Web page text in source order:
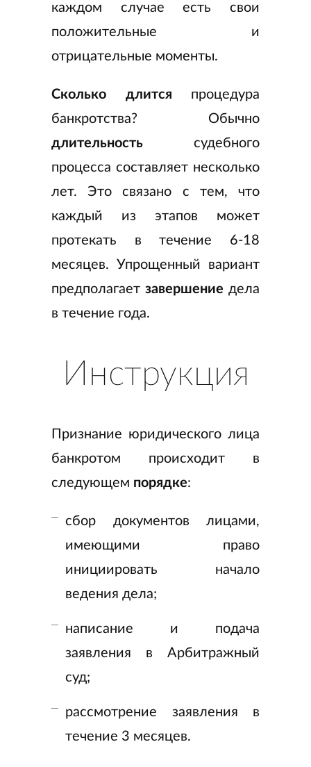
каждом случае есть свои
положительные и
отрицательные моменты.
Сколько длится процедура
банкротства? Обычно
длительность судебного
процесса составляет несколько
лет. Это связано с тем, что
каждый из этапов может
протекать в течение 6-18
месяцев. Упрощенный вариант
предполагает завершение дела
в течение года.
Инструкция
Признание юридического лица
банкротом происходит в
следующем порядке:
сбор документов лицами,
имеющими право
инициировать начало
ведения дела;
написание и подача
заявления в Арбитражный
суд;
рассмотрение заявления в
течение 3 месяцев.